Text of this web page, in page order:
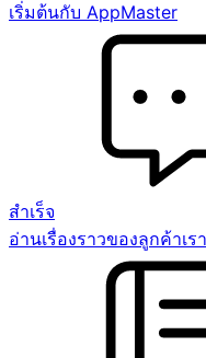
เริ่มต้นกับ AppMaster
สำเร็จ
อ่านเรื่องราวของลูกค้าเรา